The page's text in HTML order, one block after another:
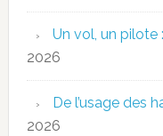
Un vol, un pilote
2026
De l’usage des
2026